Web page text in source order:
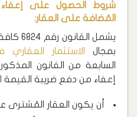
شروط الحصول على
المُضافة على العقار:
يشمل
بمجال
الاستثمار
السابعة من القانون
إعفاء من دفع ضريبة
أن يكون العقار